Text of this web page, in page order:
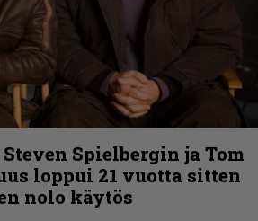
Spielbergin ja Tom
loppui 21 vuotta sitten
nolo käytös